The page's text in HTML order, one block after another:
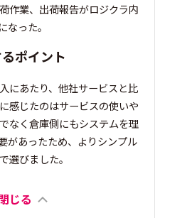
作業、出荷報告がロジクラ内
なった。
ポイント
にあたり、他社サービスと比
感じたのはサービスの使いや
なく倉庫側にもシステムを理
があったため、よりシンプル
選びました。
じる